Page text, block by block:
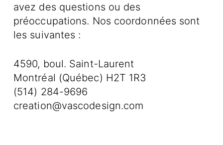
avez des questions ou des
préoccupations. Nos coordonnées sont
les suivantes :
4590, boul. Saint-Laurent
Montréal (Québec) H2T 1R3
(514) 284-9696
creation@vascodesign.com